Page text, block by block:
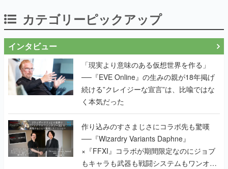
カテゴリーピックアップ
インタビュー
「現実より意味のある仮想世界を作る」
──『EVE Online』の生みの親が18年掲げ
続ける”クレイジーな宣言”は、比喩ではな
く本気だった
作り込みのすさまじさにコラボ先も驚嘆
──『Wizardry Variants Daphne』
×『FFXI』コラボが期間限定なのにジョブ
もキャラも武器も戦闘システムもワンオフ